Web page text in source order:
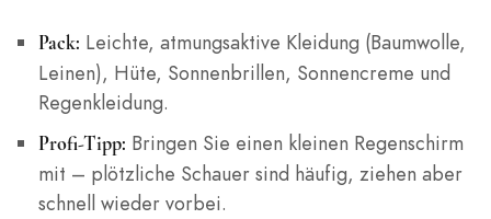
Pack: Leichte, atmungsaktive Kleidung (Baumwolle,
Leinen), Hüte, Sonnenbrillen, Sonnencreme und
Regenkleidung.
Profi-Tipp: Bringen Sie einen kleinen Regenschirm
mit – plötzliche Schauer sind häufig, ziehen aber
schnell wieder vorbei.